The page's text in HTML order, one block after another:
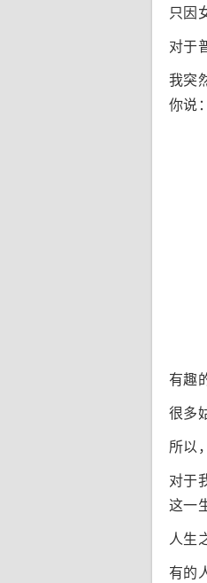
只因
对于
我突
你说
有趣
很多
所以
对于
这一
人生
有的